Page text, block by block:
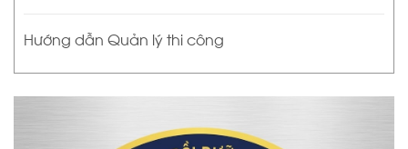
Hướng dẫn Quản lý thi công